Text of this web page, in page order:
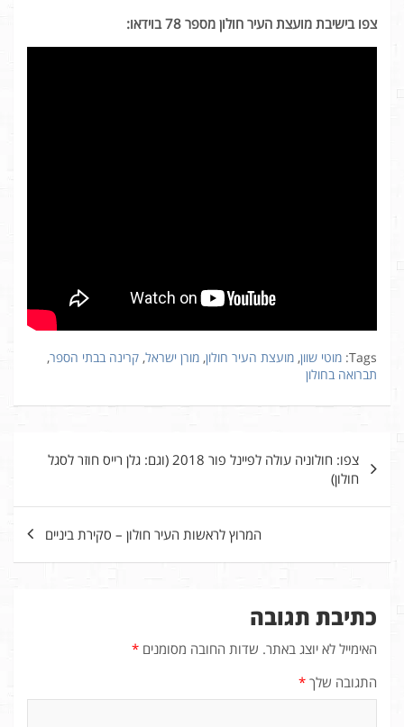
צפו בישיבת מועצת העיר חולון מספר 78 בוידאו:
Tags: מוטי שוון, מועצת העיר חולון, מורן ישראל, קרינה בבתי הספר,
תברואה בחולון
צפו: חולוניה עולה לפיינל פור 2018 (וגם: גלן רייס חוזר לסגל
חולון)
המרוץ לראשות העיר חולון – סקירת ביניים
כתיבת תגובה
האימייל לא יוצג באתר. שדות החובה מסומנים *
התגובה שלך *